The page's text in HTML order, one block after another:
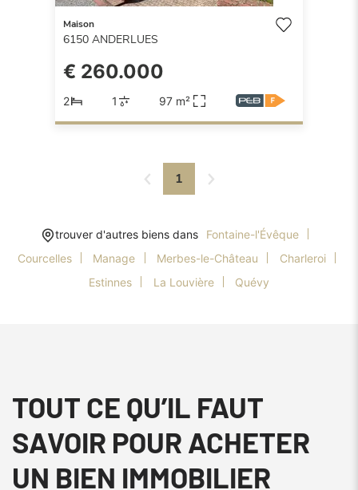
Maison
6150 ANDERLUES
€ 260.000
2 1 97 m²
1
trouver d'autres biens dans
Fontaine-l'Évêque
Courcelles
Manage Merbes-le-Château
Charleroi
Estinnes
La Louvière Quévy
TOUT CE QU’IL FAUT
SAVOIR POUR ACHETER
UN BIEN IMMOBILIER